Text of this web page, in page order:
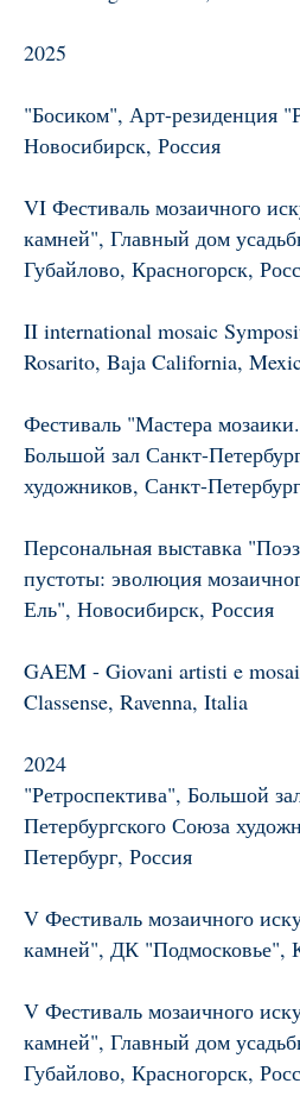
2025
"Босиком", Арт-резиденция
Новосибирск, Россия
VI Фестиваль мозаичного
камней", Главный дом
Губайлово, Красногорск,
II international mosaic
Rosarito, Baja California,
Фестиваль "Мастера
Большой зал Санкт-
художников, Санкт-
Персональная выставка
пустоты: эволюция
Ель", Новосибирск, Россия
GAEM - Giovani artisti e
Classense, Ravenna, Italia
2024
"Ретроспектива", Большой
Петербургского Союза
Петербург, Россия
V Фестиваль мозаичного
камней", ДК "Подмосковье",
V Фестиваль мозаичного
камней", Главный дом
Губайлово, Красногорск,